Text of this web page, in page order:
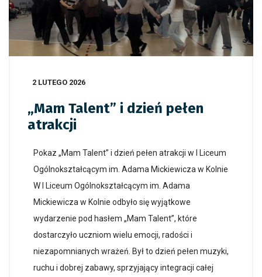
2 LUTEGO 2026
„Mam Talent” i dzień pełen
atrakcji
Pokaz „Mam Talent” i dzień pełen atrakcji w I Liceum
Ogólnokształcącym im. Adama Mickiewicza w Kolnie
W I Liceum Ogólnokształcącym im. Adama
Mickiewicza w Kolnie odbyło się wyjątkowe
wydarzenie pod hasłem „Mam Talent”, które
dostarczyło uczniom wielu emocji, radości i
niezapomnianych wrażeń. Był to dzień pełen muzyki,
ruchu i dobrej zabawy, sprzyjający integracji całej